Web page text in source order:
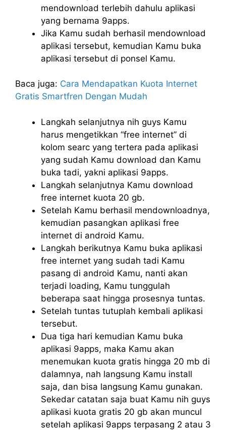
mendownload terlebih dahulu aplikasi
yang bernama 9apps.
Jika Kamu sudah berhasil mendownload
aplikasi tersebut, kemudian Kamu buka
aplikasi tersebut di ponsel Kamu.
Baca juga: Cara Mendapatkan Kuota Internet
Gratis Smartfren Dengan Mudah
Langkah selanjutnya nih guys Kamu
harus mengetikkan “free internet” di
kolom searc yang tertera pada aplikasi
yang sudah Kamu download dan Kamu
buka tadi, yakni aplikasi 9apps.
Langkah selanjutnya Kamu download
free internet kuota 20 gb.
Setelah Kamu berhasil mendownloadnya,
kemudian pasangkan aplikasi free
internet di android Kamu.
Langkah berikutnya Kamu buka aplikasi
free internet yang sudah tadi Kamu
pasang di android Kamu, nanti akan
terjadi loading, Kamu tunggulah
beberapa saat hingga prosesnya tuntas.
Setelah tuntas tutuplah kembali aplikasi
tersebut.
Dua tiga hari kemudian Kamu buka
aplikasi 9apps, maka Kamu akan
menemukan kuota gratis hingga 20 mb di
dalamnya, nah langsung Kamu install
saja, dan bisa langsung Kamu gunakan.
Sekedar catatan saja buat Kamu nih guys
aplikasi kuota gratis 20 gb akan muncul
setelah aplikasi 9apps terpasang 2 atau 3